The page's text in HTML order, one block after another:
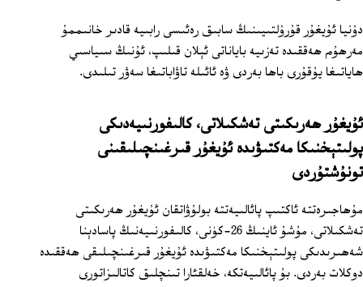
دۇنيا ئۇيغۇر قۇرۇلتىيىنىڭ سابىق رەئىسى رابىيە قادىر خانىممۇ
مەرھۇم ھەققىدە تەزىيە باياناتى ئېلان قىلىپ، ئۇنىڭ سىياسىي
ھاياتىغا يۇقۇرى باھا بەردى ۋە ئائىلە تاۋاباتىغا سەۋر تىلىدى.
ئۇيغۇر ھەرىكىتى تەشكىلاتى، كالىفورنىيەدىكى
پولىتېخنىكا مەكتىۋىدە ئۇيغۇر قىرغىنچىلىقىنى
تونۇشتۇردى
مۇھاجىرەتتە ئاكتىپ پائالىيەتتە بولۇۋاتقان ئۇيغۇر ھەرىكىتى
تەشكىلاتى، مۇشۇ ئاينىڭ 26-كۈنى، كالىفورنىيەنىڭ پاسادېنا
شەھىرىدىكى پولىتېخنىكا مەكتىۋىدە ئۇيغۇر قىرغىنچىلىقى ھەققىدە
دوكلات بەردى. بۇ پائالىيەتكە، خەلقئارا تىنچلىق كاتالىزاتورى